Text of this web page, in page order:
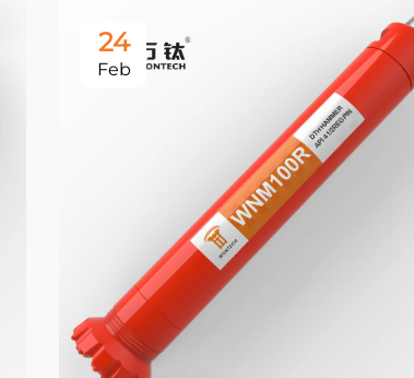
24
Feb